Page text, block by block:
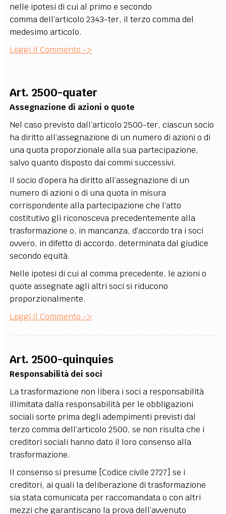
nelle ipotesi di cui al primo e secondo
comma dell’articolo 2343-ter, il terzo comma del
medesimo articolo.
Leggi Il Commento ->
Art. 2500-quater
Assegnazione di azioni o quote
Nel caso previsto dall’articolo 2500-ter, ciascun socio
ha diritto all’assegnazione di un numero di azioni o di
una quota proporzionale alla sua partecipazione,
salvo quanto disposto dai commi successivi.
Il socio d’opera ha diritto all’assegnazione di un
numero di azioni o di una quota in misura
corrispondente alla partecipazione che l’atto
costitutivo gli riconosceva precedentemente alla
trasformazione o, in mancanza, d’accordo tra i soci
ovvero, in difetto di accordo, determinata dal giudice
secondo equità.
Nelle ipotesi di cui al comma precedente, le azioni o
quote assegnate agli altri soci si riducono
proporzionalmente.
Leggi Il Commento ->
Art. 2500-quinquies
Responsabilità dei soci
La trasformazione non libera i soci a responsabilità
illimitata dalla responsabilità per le obbligazioni
sociali sorte prima degli adempimenti previsti dal
terzo comma dell’articolo 2500, se non risulta che i
creditori sociali hanno dato il loro consenso alla
trasformazione.
Il consenso si presume [Codice civile 2727] se i
creditori, ai quali la deliberazione di trasformazione
sia stata comunicata per raccomandata o con altri
mezzi che garantiscano la prova dell’avvenuto